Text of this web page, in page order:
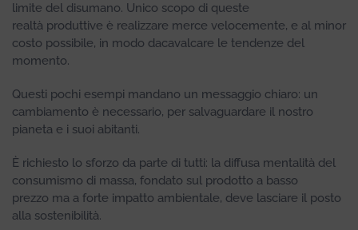
limite del disumano. Unico scopo di queste
realtà produttive è realizzare merce velocemente, e al minor
costo possibile, in modo dacavalcare le tendenze del
momento.
Questi pochi esempi mandano un messaggio chiaro: un
cambiamento è necessario, per salvaguardare il nostro
pianeta e i suoi abitanti.
È richiesto lo sforzo da parte di tutti: la diffusa mentalità del
consumismo di massa, fondato sul prodotto a basso
prezzo ma a forte impatto ambientale, deve lasciare il posto
alla sostenibilità.